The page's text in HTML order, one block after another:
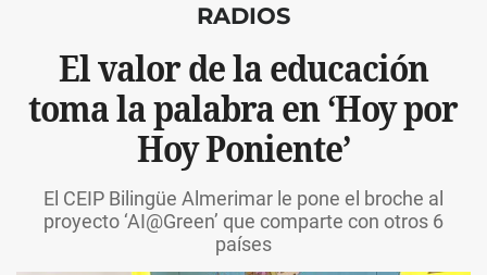
RADIOS
El valor de la educación
toma la palabra en ‘Hoy por
Hoy Poniente’
El CEIP Bilingüe Almerimar le pone el broche al
proyecto ‘AI@Green’ que comparte con otros 6
países